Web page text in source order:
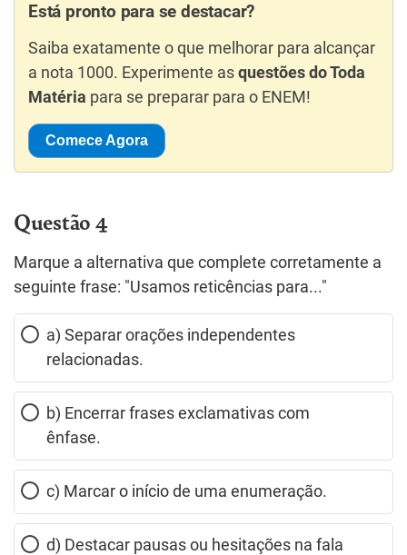
Está pronto para se destacar?
Saiba exatamente o que melhorar para alcançar
a nota 1000. Experimente as questões do Toda
Matéria para se preparar para o ENEM!
Comece Agora
Questão 4
Marque a alternativa que complete corretamente a
seguinte frase: "Usamos reticências para..."
a) Separar orações independentes
relacionadas.
b) Encerrar frases exclamativas com
ênfase.
c) Marcar o início de uma enumeração.
d) Destacar pausas ou hesitações na fala